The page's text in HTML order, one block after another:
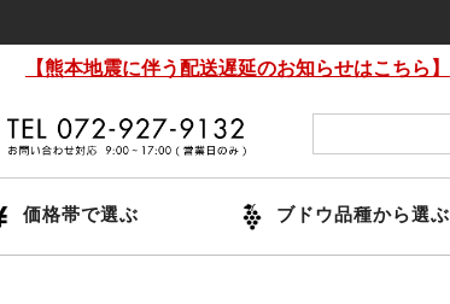
【熊本地震に伴う配送遅延のお知らせはこちら】
価格帯で選ぶ ブドウ品種から選ぶ